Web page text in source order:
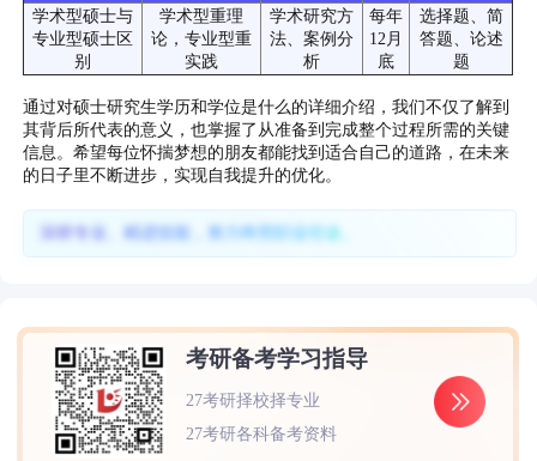
学术型硕士与
专业型硕士区
别
学术型重理
论，专业型重
实践
学术研究方
法、案例分
析
每年
12月
底
选择题、简
答题、论述
题
通过对硕士研究生学历和学位是什么的详细介绍，我们不仅了解到
其背后所代表的意义，也掌握了从准备到完成整个过程所需的关键
信息。希望每位怀揣梦想的朋友都能找到适合自己的道路，在未来
的日子里不断进步，实现自我提升的优化。
深耕专业、精进技能，努力终照职业坦途。
考研备考学习指导
27考研择校择专业
27考研各科备考资料